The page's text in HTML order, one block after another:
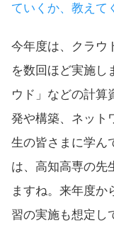
ていくか、教えて
今年度は、クラウ
を数回ほど実施し
ウド」などの計算
発や構築、ネット
生の皆さまに学ん
は、高知高専の先
ますね。来年度か
習の実施も想定し